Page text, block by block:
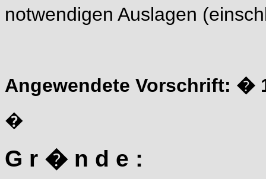
notwendigen Auslagen
Angewendete Vorschrift: �
�
G r � n d e :